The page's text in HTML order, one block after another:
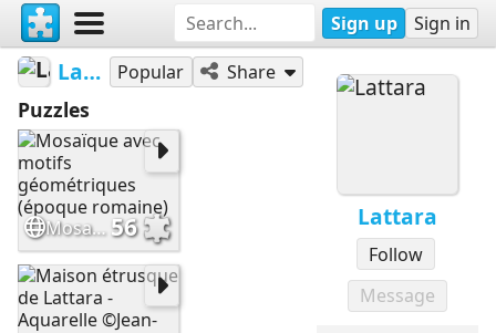
Sign up Sign in
Lattara
Follow
Message
Lattara Popular Share
Puzzles
Mosaïque avec motifs géométriques (époque romaine) 56